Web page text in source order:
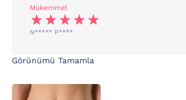
Mükemmel
N***** P****
Görünümü Tamamla